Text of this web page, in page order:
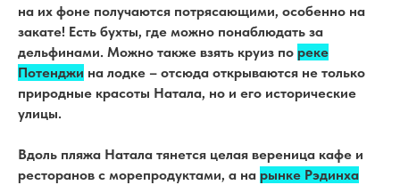
на их фоне получаются потрясающими, особенно на
закате! Есть бухты, где можно понаблюдать за
дельфинами. Можно также взять круиз по реке
Потенджи на лодке – отсюда открываются не только
природные красоты Натала, но и его исторические
улицы.
Вдоль пляжа Натала тянется целая вереница кафе и
ресторанов с морепродуктами, а на рынке Рэдинха